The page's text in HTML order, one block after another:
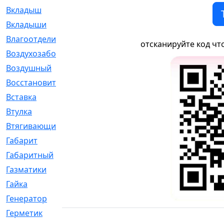
Вкладыш
Вкладыши
Влагоотделитель
Воздухозаборник
Воздушный
Восстановительный
Вставка
Втулка
Втягивающий
Габарит
Габаритный
Газматики
Гайка
Генератор
Герметик
отсканируйте код